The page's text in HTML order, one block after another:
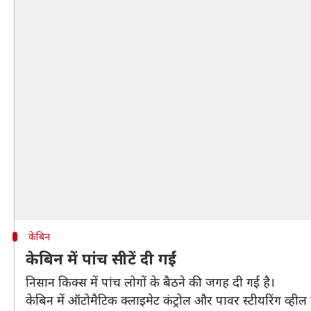
केबिन
केबिन में पांच सीटें दी गईं
निसान किक्स में पांच लोगों के बैठने की जगह दी गई है।
केबिन में ऑटोमैटिक क्लाइमेट कंट्रोल और पावर स्टीयरिंग व्हील